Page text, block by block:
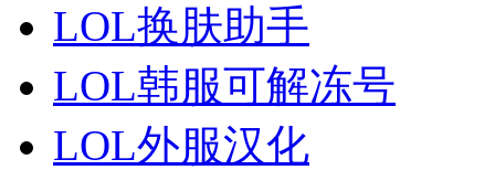
LOL换肤助手
LOL韩服可解冻号
LOL外服汉化